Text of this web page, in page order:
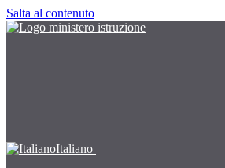
Salta al contenuto
Italiano